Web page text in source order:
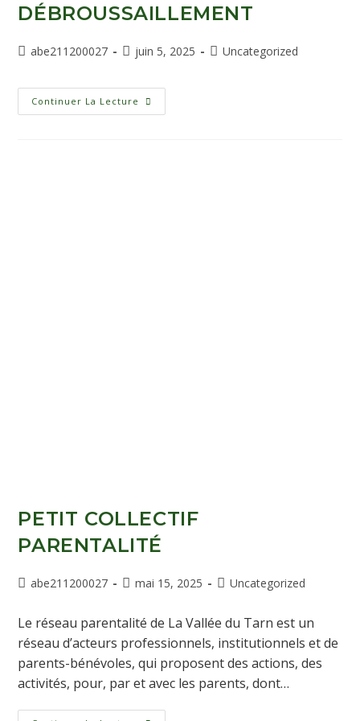
DÉBROUSSAILLEMENT
abe211200027 juin 5, 2025 Uncategorized
Continuer La Lecture
PETIT COLLECTIF
PARENTALITÉ
abe211200027 mai 15, 2025 Uncategorized
Le réseau parentalité de La Vallée du Tarn est un
réseau d’acteurs professionnels, institutionnels et de
parents-bénévoles, qui proposent des actions, des
activités, pour, par et avec les parents, dont…